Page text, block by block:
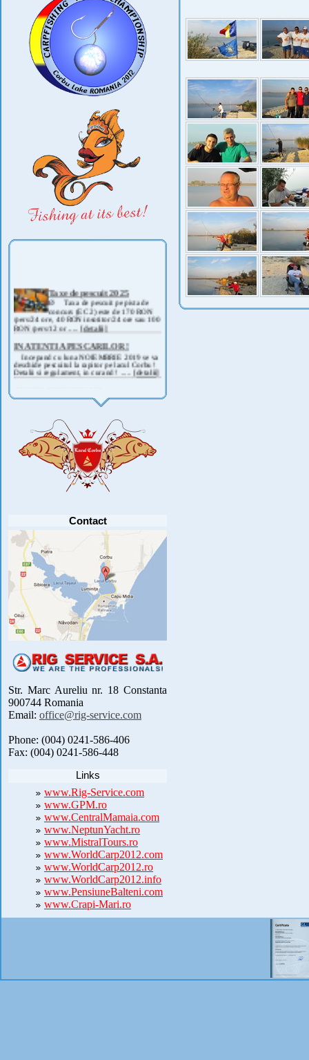
Taxe de pescuit 2025
Ø Taxa de pescuit pe pista de
concurs (EC 2) este de 170 RON
/pers/24 ore, 40 RON insotitor/24 ore sau 100
RON /pers/12 or .....[detalii]
Incepand cu luna NOIEMBRIE 2019 se va
deschide pescuitul la rapitor pe lacul Corbu !
Detalii si regulament, in curand ! .....[detalii]
COVID 19- DIN MOTIVE DE SIGURANTA ,
PRECUM SI RETRAGEREA UNOR
PARTICIPANTI .....
[detalii]
Anunt important
Va anuntam ca editia 30 a concursului de
pescuit CUPA RIG la CRAP din perioada 2-5
septembrie 2021 se reprogrameaza pentru luna
Avansul in ..... [detalii]
Contact
Str. Marc Aureliu nr. 18 Constanta
900744 Romania
Email: office@rig-service.com
Phone: (004) 0241-586-406
Fax: (004) 0241-586-448
Links
www.Rig-Service.com
www.GPM.ro
www.CentralMamaia.com
www.NeptunYacht.ro
www.MistralTours.ro
www.WorldCarp2012.com
www.WorldCarp2012.ro
www.WorldCarp2012.info
www.PensiuneBalteni.com
www.Crapi-Mari.ro